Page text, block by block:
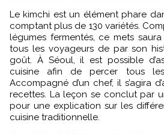
Le kimchi est un élément phare
comptant plus de 130 variétés.
légumes fermentés, ce mets
tous les voyageurs de par son
goût. À Séoul, il est possible
cuisine afin de percer tous
Accompagné d’un chef, il s’agira
recettes. La leçon se conclut par
pour une explication sur les
cuisine traditionnelle.